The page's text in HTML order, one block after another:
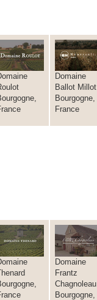
Domaine
Ballot Millot
Bourgogne,
France
Domaine
Frantz
Chagnoleau
Bourgogne,